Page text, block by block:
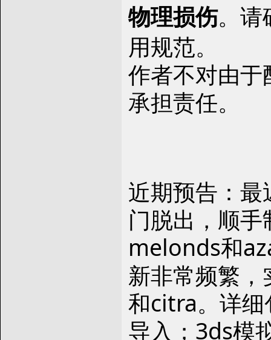
物理损伤。请
用规范。
作者不对由
承担责任。
近期预告：
门脱出，顺
melonds和
新非常频繁
和citra。详
导入；3ds模